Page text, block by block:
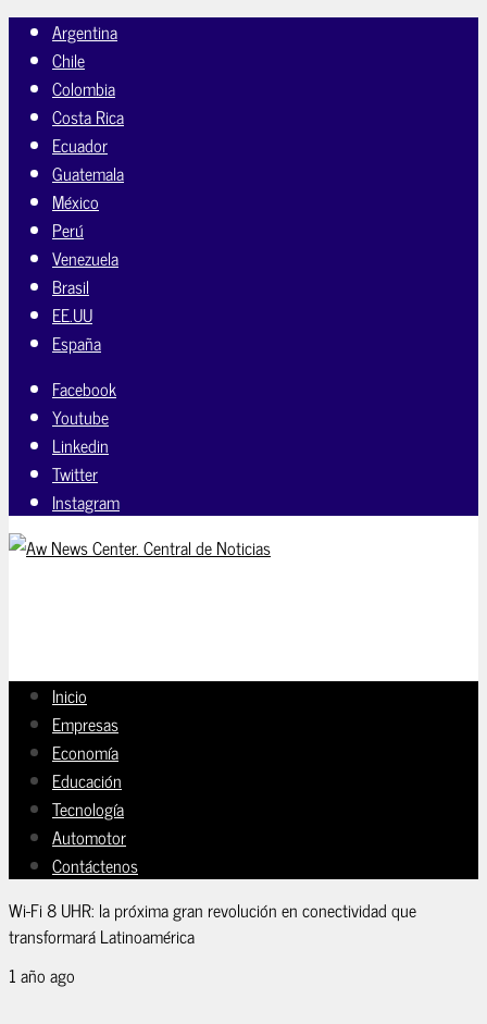
Argentina
Chile
Colombia
Costa Rica
Ecuador
Guatemala
México
Perú
Venezuela
Brasil
EE.UU
España
Facebook
Youtube
Linkedin
Twitter
Instagram
Inicio
Empresas
Economía
Educación
Tecnología
Automotor
Contáctenos
Wi-Fi 8 UHR: la próxima gran revolución en conectividad que
transformará Latinoamérica
1 año ago